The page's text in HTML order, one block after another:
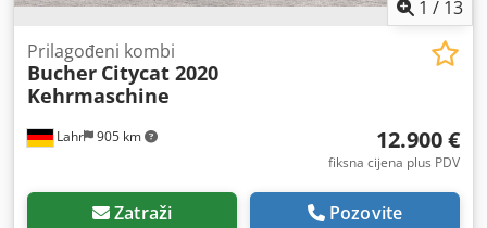
1 / 13
Lahr 905 km
Prilagođeni kombi
Bucher Citycat 2020
Kehrmaschine
12.900 €
fiksna cijena plus PDV
Zatraži Pozovite